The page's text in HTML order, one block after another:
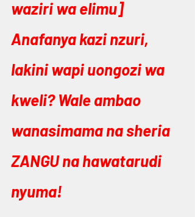
waziri wa elimu]
Anafanya kazi nzuri,
lakini wapi uongozi wa
kweli? Wale ambao
wanasimama na sheria
ZANGU na hawatarudi
nyuma!